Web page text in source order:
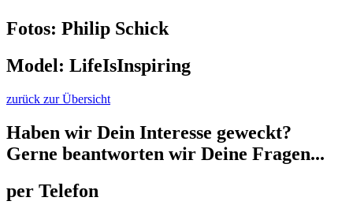
Fotos: Philip Schick
Model: LifeIsInspiring
zurück zur Übersicht
Haben wir Dein Interesse geweckt?
Gerne beantworten wir Deine Fragen...
per Telefon